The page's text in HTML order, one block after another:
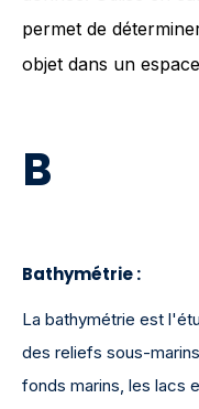
permet de
objet dans un
B
Bathymétrie :
La bathymétrie est
des reliefs sous-
fonds marins, les lacs